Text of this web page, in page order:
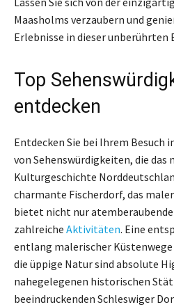
Maasholms verzaubern und
Erlebnisse in dieser unberührten
Top
entdecken
Entdecken Sie bei Ihrem Besuch
von Sehenswürdigkeiten, die das
Kulturgeschichte
charmante Fischerdorf, das
bietet nicht nur atemberaubende
zahlreiche Aktivitäten. Eine
entlang malerischer
die üppige Natur sind absolute
nahegelegenen historischen
beeindruckenden Schleswiger